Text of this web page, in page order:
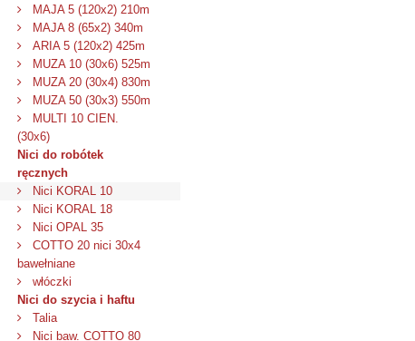
MAJA 5 (120x2) 210m
MAJA 8 (65x2) 340m
ARIA 5 (120x2) 425m
MUZA 10 (30x6) 525m
MUZA 20 (30x4) 830m
MUZA 50 (30x3) 550m
MULTI 10 CIEN.
(30x6)
Nici do robótek
ręcznych
Nici KORAL 10
Nici KORAL 18
Nici OPAL 35
COTTO 20 nici 30x4
bawełniane
włóczki
Nici do szycia i haftu
Talia
Nici baw. COTTO 80